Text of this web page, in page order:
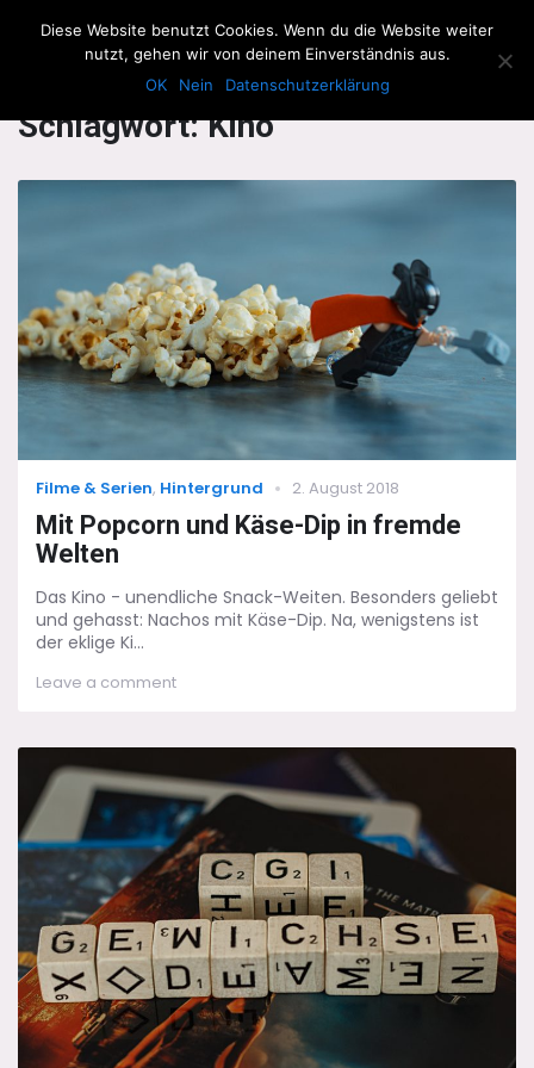
The Howling Men
Schlagwort:Kino
Categories
Filme & Serien, Hintergrund
Posted
2. August 2018
Mit Popcorn und Käse-Dip in fremde
Welten
Das Kino - unendliche Snack-Weiten. Besonders geliebt
und gehasst: Nachos mit Käse-Dip. Na, wenigstens ist
der eklige Ki...
Leave a commenton
und
Dip
in
fremde
Welten
Diese Website benutzt Cookies. Wenn du die Website weiter
nutzt, gehen wir von deinem Einverständnis aus.
OK
Nein Datenschutzerklärung